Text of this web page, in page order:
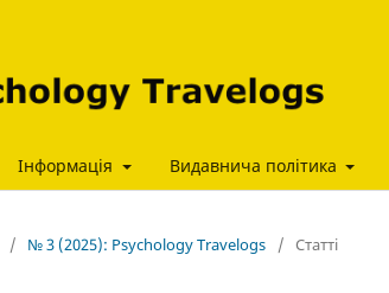
Інформація Видавнича політика
/ № 3 (2025): Psychology Travelogs / Статті